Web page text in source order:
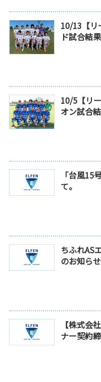
10/13【リ
ド試合結果
10/5【リ
オン試合
「台風15
て。
ちふれAS
のお知らせ
【株式会
ナー契約